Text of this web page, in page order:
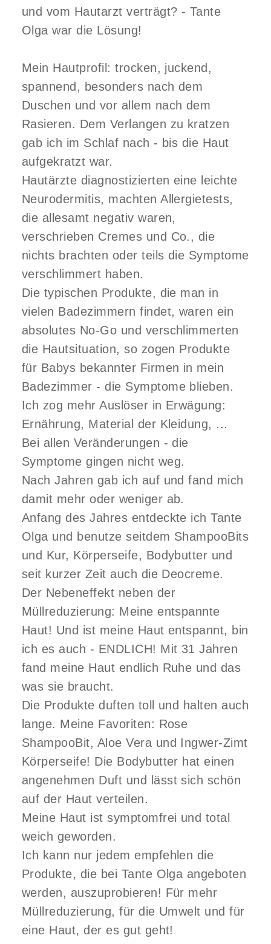
und vom Hautarzt verträgt? - Tante
Olga war die Lösung!
Mein Hautprofil: trocken, juckend,
spannend, besonders nach dem
Duschen und vor allem nach dem
Rasieren. Dem Verlangen zu kratzen
gab ich im Schlaf nach - bis die Haut
aufgekratzt war.
Hautärzte diagnostizierten eine leichte
Neurodermitis, machten Allergietests,
die allesamt negativ waren,
verschrieben Cremes und Co., die
nichts brachten oder teils die Symptome
verschlimmert haben.
Die typischen Produkte, die man in
vielen Badezimmern findet, waren ein
absolutes No-Go und verschlimmerten
die Hautsituation, so zogen Produkte
für Babys bekannter Firmen in mein
Badezimmer - die Symptome blieben.
Ich zog mehr Auslöser in Erwägung:
Ernährung, Material der Kleidung, ...
Bei allen Veränderungen - die
Symptome gingen nicht weg.
Nach Jahren gab ich auf und fand mich
damit mehr oder weniger ab.
Anfang des Jahres entdeckte ich Tante
Olga und benutze seitdem ShampooBits
und Kur, Körperseife, Bodybutter und
seit kurzer Zeit auch die Deocreme.
Der Nebeneffekt neben der
Müllreduzierung: Meine entspannte
Haut! Und ist meine Haut entspannt, bin
ich es auch - ENDLICH! Mit 31 Jahren
fand meine Haut endlich Ruhe und das
was sie braucht.
Die Produkte duften toll und halten auch
lange. Meine Favoriten: Rose
ShampooBit, Aloe Vera und Ingwer-Zimt
Körperseife! Die Bodybutter hat einen
angenehmen Duft und lässt sich schön
auf der Haut verteilen.
Meine Haut ist symptomfrei und total
weich geworden.
Ich kann nur jedem empfehlen die
Produkte, die bei Tante Olga angeboten
werden, auszuprobieren! Für mehr
Müllreduzierung, für die Umwelt und für
eine Haut, der es gut geht!